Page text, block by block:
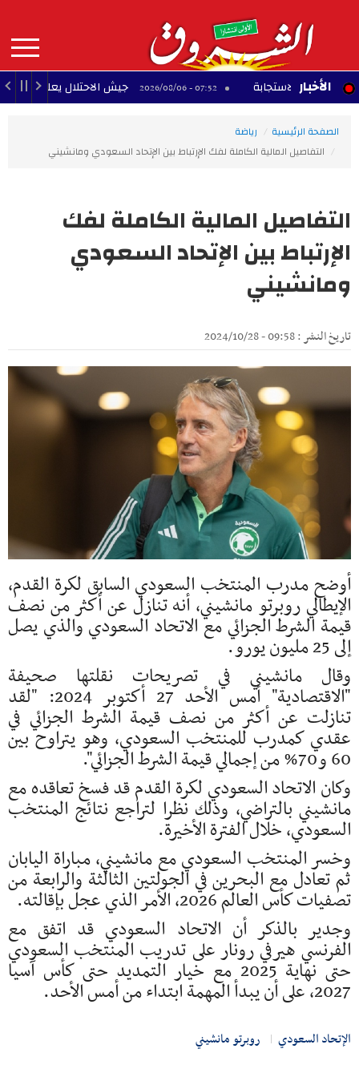
contenu
principal
MAIN
NAVIGATION الأخبار
الاستجابة 07:52 - 2026/08/06 جيش الاحتلال يعلن مقتل جنديين
الصفحة الرئيسية
رياضة
التفاصيل المالية الكاملة لفك الإرتباط بين الإتحاد السعودي ومانشيني
التفاصيل المالية الكاملة لفك
الإرتباط بين الإتحاد السعودي
ومانشيني
تاريخ النشر : 09:58 - 2024/10/28
أوضح مدرب المنتخب السعودي السابق لكرة القدم,
الإيطالي روبرتو مانشيني، أنه تنازل عن أكثر من نصف
قيمة الشرط الجزائي مع الاتحاد السعودي والذي يصل
إلى 25 مليون يورو.
وقال مانشيني في تصريحات نقلتها صحيفة
"الاقتصادية" أمس الأحد 27 أكتوبر 2024: "لقد
تنازلت عن أكثر من نصف قيمة الشرط الجزائي في
عقدي كمدرب للمنتخب السعودي, وهو يتراوح بين
60 و70% من إجمالي قيمة الشرط الجزائي".
وكان الاتحاد السعودي لكرة القدم قد فسخ تعاقده مع
مانشيني بالتراضي, وذلك نظرا لتراجع نتائج المنتخب
السعودي, خلال الفترة الأخيرة.
وخسر المنتخب السعودي مع مانشيني, مباراة اليابان
ثم تعادل مع البحرين في الجولتين الثالثة والرابعة من
تصفيات كأس العالم 2026, الأمر الذي عجل بإقالته.
وجدير بالذكر أن الاتحاد السعودي قد اتفق مع
الفرنسي هيرفي رونار على تدريب المنتخب السعودي
حتى نهاية 2025 مع خيار التمديد حتى كأس آسيا
2027, على أن يبدأ المهمة ابتداء من أمس الأحد.
الإتحاد السعودي روبرتو مانشيني